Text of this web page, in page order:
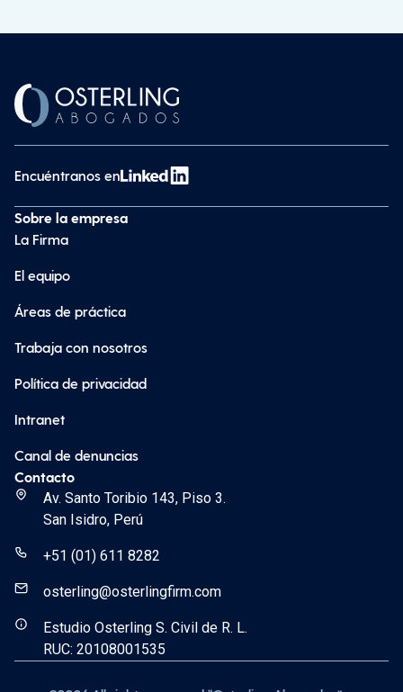
Encuéntranos en
Sobre la empresa
La Firma
El equipo
Áreas de práctica
Trabaja con nosotros
Política de privacidad
Intranet
Canal de denuncias
Contacto
Av. Santo Toribio 143, Piso 3.
San Isidro, Perú
+51 (01) 611 8282
osterling@osterlingfirm.com
Estudio Osterling S. Civil de R. L.
RUC: 20108001535